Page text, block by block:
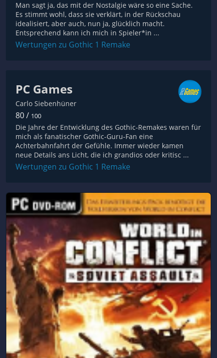
Man sagt ja, das mit der Nostalgie wäre so eine Sache.
Es stimmt wohl, dass sie verklärt, in der Rückschau
idealisiert, aber auch, nun ja, glücklich macht.
Entsprechend kann ich mich in Spieler*in ...
Wertungen zu Gothic 1 Remake
PC Games
Carlo Siebenhüner
80 / 100
Die Jahre der Entwicklung des Gothic-Remakes waren für
mich als fanatischer Gothic-Guru-Fan eine
Achterbahnfahrt der Gefühle. Immer wieder kamen
neue Details ans Licht, die ich grandios oder kritisc ...
Wertungen zu Gothic 1 Remake